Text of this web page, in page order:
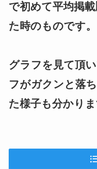
で初めて平均掲
た時のものです。
グラフを見て頂
フがガクンと落
た様子も分かりま